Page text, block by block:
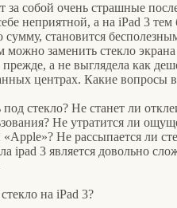
за собой очень страшные
неприятной, а на iPad 3
становится
можно заменить стекло
а не выглядела как
центрах. Какие вопросы
стекло? Не станет ли
Не утратится ли
Не рассыпается ли
ipad 3 является довольно
на iPad 3?